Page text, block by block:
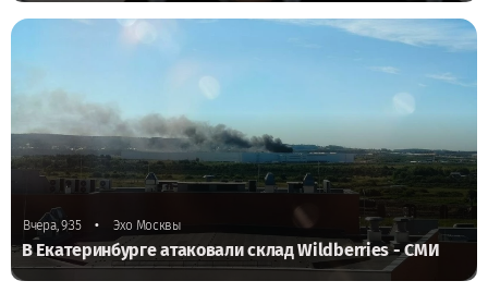
Вчера, 9:35 • Эхо Москвы
В Екатеринбурге атаковали склад Wildberries - СМИ